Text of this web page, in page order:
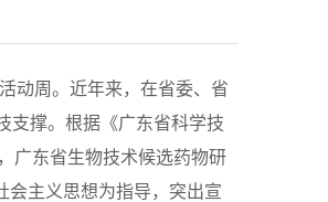
动周。近年来，在省委、省
支撑。根据《广东省科学技
广东省生物技术候选药物研
会主义思想为指导，突出宣